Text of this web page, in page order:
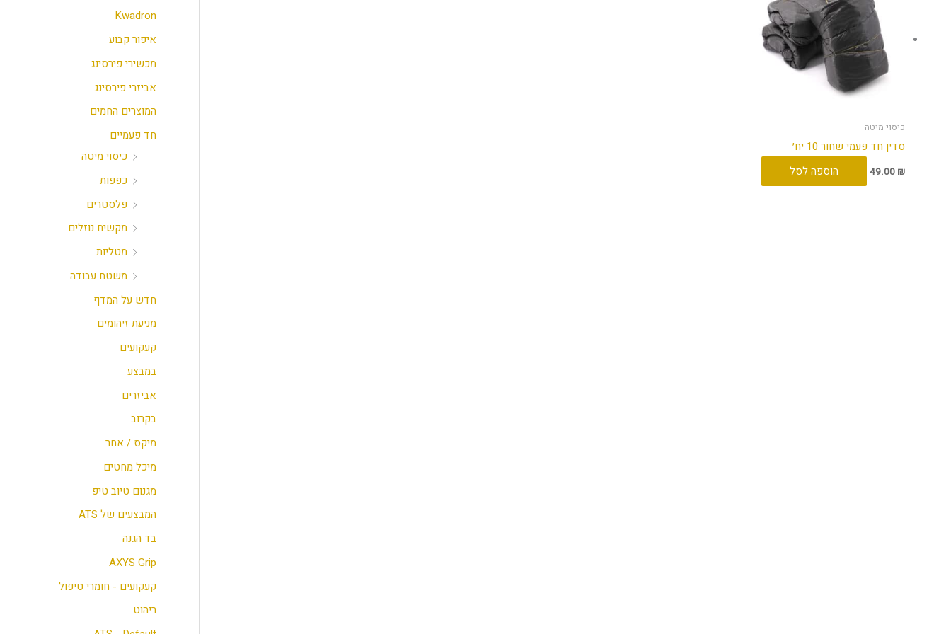
כיסוי מיטה
סדין חד פעמי שחור 10 יח׳
49.00 ₪ הוספה לסל
מ
ל
י
מ
ל
י
Kwadron
איפור קבוע
מכשירי פירסינג
אביזרי פירסינג
המוצרים החמים
חד פעמיים
כיסוי מיטה
כפפות
פלסטרים
מקשיח נוזלים
מטליות
משטח עבודה
חדש על המדף
מניעת זיהומים
קעקועים
במבצע
אביזרים
בקרוב
מיקס / אחר
מיכל מחטים
מגנום טיוב טיפ
המבצעים של ATS
בד הגנה
AXYS Grip
קעקועים - חומרי טיפול
ריהוט